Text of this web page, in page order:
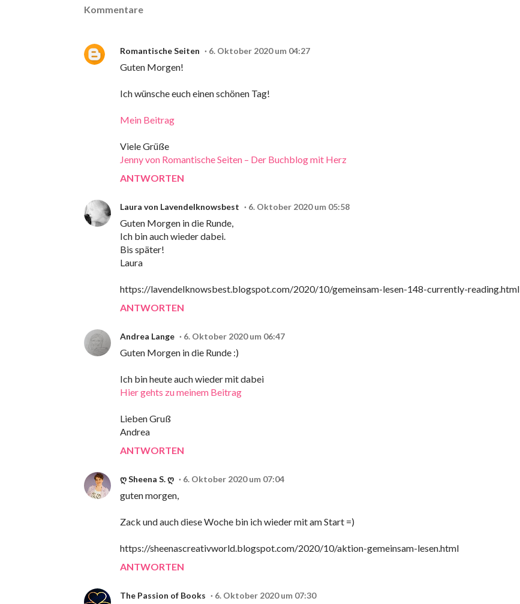
Kommentare
Romantische Seiten 6. Oktober 2020 um 04:27
Guten Morgen!
Ich wünsche euch einen schönen Tag!
Mein Beitrag
Viele Grüße
Jenny von Romantische Seiten – Der Buchblog mit Herz
ANTWORTEN
Laura von Lavendelknowsbest 6. Oktober 2020 um 05:58
Guten Morgen in die Runde,
Ich bin auch wieder dabei.
Bis später!
Laura
https://lavendelknowsbest.blogspot.com/2020/10/gemeinsam-lesen-148-currently-reading.html
ANTWORTEN
Andrea Lange 6. Oktober 2020 um 06:47
Guten Morgen in die Runde :)
Ich bin heute auch wieder mit dabei
Hier gehts zu meinem Beitrag
Lieben Gruß
Andrea
ANTWORTEN
ღ Sheena S. ღ 6. Oktober 2020 um 07:04
guten morgen,
Zack und auch diese Woche bin ich wieder mit am Start =)
https://sheenascreativworld.blogspot.com/2020/10/aktion-gemeinsam-lesen.html
ANTWORTEN
The Passion of Books 6. Oktober 2020 um 07:30